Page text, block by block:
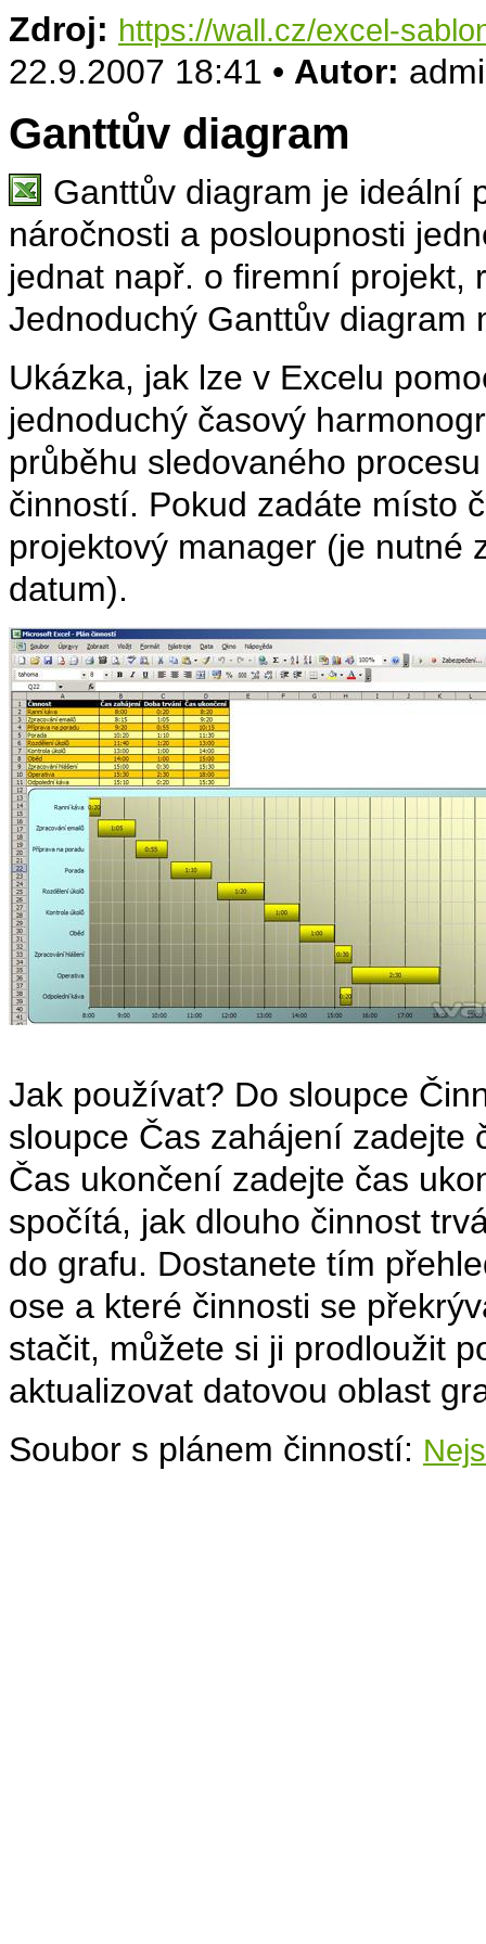
Zdroj: https://wall.cz/excel-
22.9.2007 18:41 • Autor:
Ganttův diagram
Ganttův diagram je ideální
náročnosti a posloupnosti
jednat např. o firemní projekt,
Jednoduchý Ganttův diagram
Ukázka, jak lze v Excelu
jednoduchý časový
průběhu sledovaného
činností. Pokud zadáte místo
projektový manager (je nutné
datum).
Jak používat? Do sloupce
sloupce Čas zahájení zadejte
Čas ukončení zadejte čas
spočítá, jak dlouho činnost
do grafu. Dostanete tím
ose a které činnosti se
stačit, můžete si ji prodloužit
aktualizovat datovou oblast
Soubor s plánem činností: